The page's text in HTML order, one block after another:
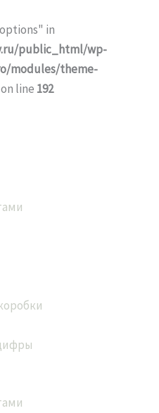
in
public_html/wp-
modules/theme-
on line 192